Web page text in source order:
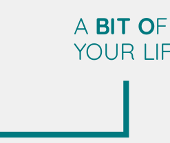
A BIT OF
YOUR